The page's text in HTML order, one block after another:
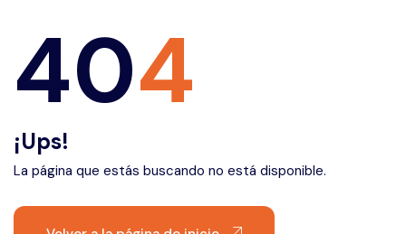
404
¡Ups!
La página que estás buscando no está disponible.